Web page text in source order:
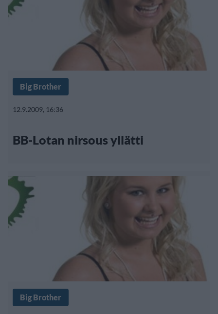
Big Brother
12.9.2009, 16:36
BB-Lotan nirsous yllätti
Big Brother